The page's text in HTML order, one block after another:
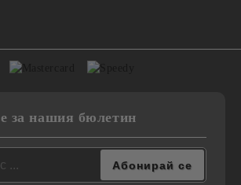
за нашия бюлетин